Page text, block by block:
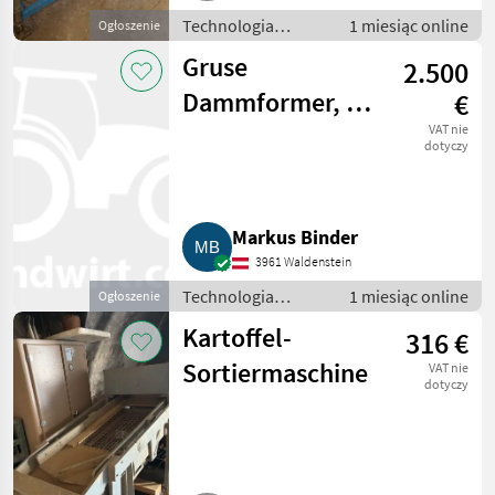
Ogłoszenie
Technologia
ziemniaczana /
Inne rozwiązania
technologiczne dla
ziemniaków
1 miesiąc online
Ogłoszenie
Gruse
Dammformer, 4-
2.500
€
VAT nie
dotyczy
Markus Binder
3961 Waldenstein
Technologia
ziemniaczana /
Inne rozwiązania
technologiczne dla
ziemniaków
1 miesiąc online
Kartoffel-
Sortiermaschine
316 €
VAT nie
dotyczy